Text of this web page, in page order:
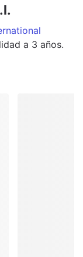
a 3 años.